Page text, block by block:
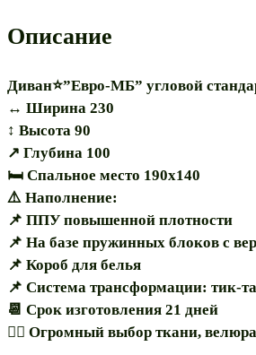
Описание
Диван⭐”Евро-МБ” угловой
↔️ Ширина 230
↕️ Высота 90
↗️ Глубина 100
🛏 Спальное место 190х140
⚠️ Наполнение:
📌 ППУ повышенной плотности
📌 На базе пружинных блоков с
📌 Короб для белья
📌 Система трансформации: тик-
📆 Срок изготовления 21 дней
🏳️‍🌈 Огромный выбор ткани,